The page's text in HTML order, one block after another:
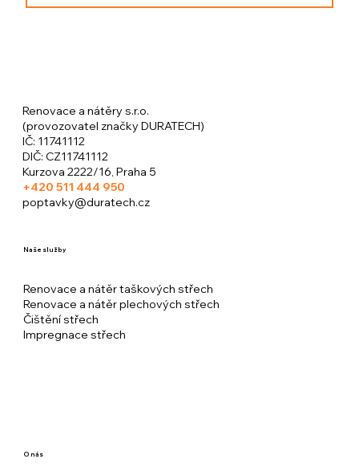
Renovace a nátěry s.r.o.
(provozovatel značky DURATECH)
​IČ: 11741112
DIČ: CZ11741112
Kurzova 2222/16, Praha 5
+420 511 444 950
poptavky@duratech.cz
Naše služby
Renovace a nátěr taškových střech
Renovace a nátěr plechových střech
Čištění střech
Impregnace střech
O nás